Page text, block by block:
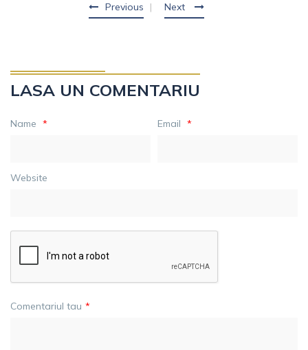
Previous Next
LASA UN COMENTARIU
Name * Email *
Website
Comentariul tau *